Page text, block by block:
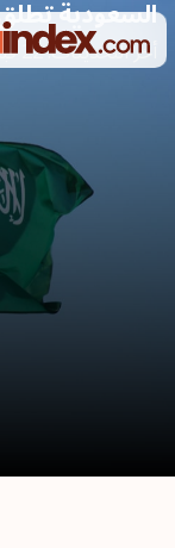
السعودية
أخر التحديثات:22 فبراير 2022